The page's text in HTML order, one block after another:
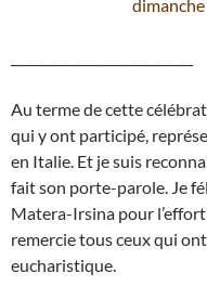
Au terme de cette
qui y ont participé,
en Italie. Et je suis
fait son porte-parole. Je
Matera-Irsina pour l’effort
remercie tous ceux qui
eucharistique.